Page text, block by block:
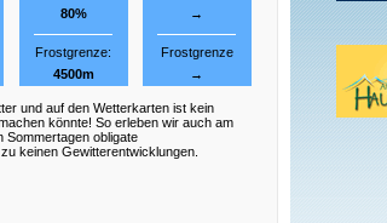
80%
Frostgrenze:
4500m
→
Frostgrenze
→
und auf den Wetterkarten ist kein
könnte! So erleben wir auch am
Sommertagen obligate
keinen Gewitterentwicklungen.